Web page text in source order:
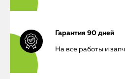
Гарантия 90 дней
На все работы и